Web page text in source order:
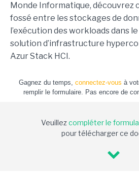
Monde Informatique, découvrez
fossé entre les stockages de
l’exécution des workloads dans
solution d’infrastructure
Azur Stack HCI.
Gagnez du temps, connectez-vous à
remplir le formulaire. Pas encore de
Veuillezcompléter le
pour télécharger ce